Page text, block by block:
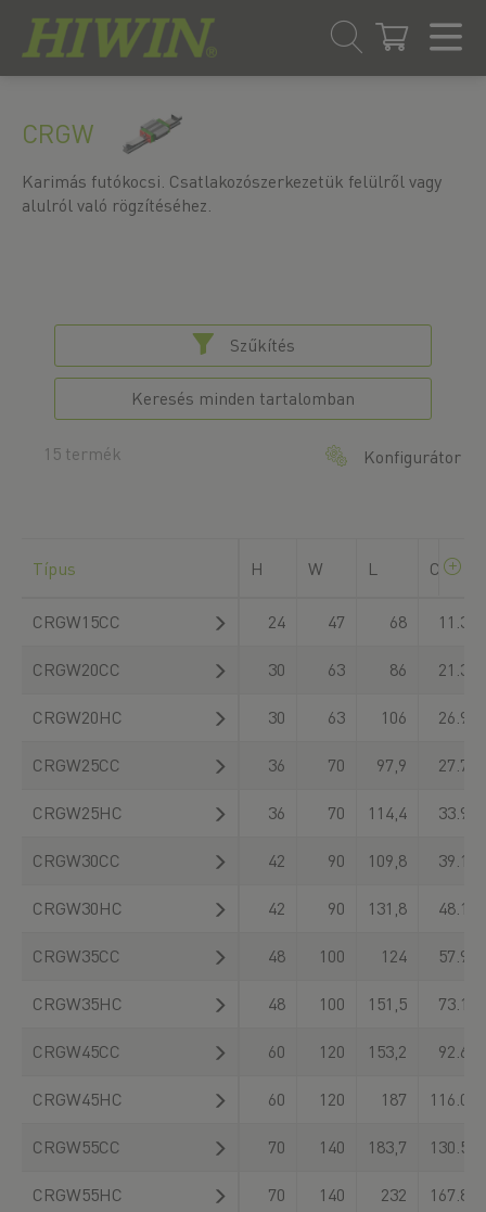
tartalomra
navigációs
CRGW
Karimás futókocsi. Csatlakozószerkezetük felülről vagy
alulról való rögzítéséhez.
Szűkítés
Keresés minden tartalomban
15 termék Konfigurátor
Típus H W L C dyn
CRGW15CC 24 47 68 11.300
CRGW20CC 30 63 86 21.300
CRGW20HC 30 63 106 26.900
CRGW25CC 36 70 97,9 27.700
CRGW25HC 36 70 114,4 33.900
CRGW30CC 42 90 109,8 39.100
CRGW30HC 42 90 131,8 48.100
CRGW35CC 48 100 124 57.900
CRGW35HC 48 100 151,5 73.100
CRGW45CC 60 120 153,2 92.600
CRGW45HC 60 120 187 116.000
CRGW55CC 70 140 183,7 130.500
CRGW55HC 70 140 232 167.800